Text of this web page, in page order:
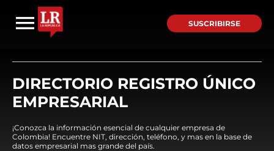
SUSCRIBIRSE
DIRECTORIO REGISTRO ÚNICO
EMPRESARIAL
¡Conozca la información esencial de cualquier empresa de
Colombia! Encuentre NIT, dirección, teléfono, y mas en la base de
datos empresarial mas grande del país.